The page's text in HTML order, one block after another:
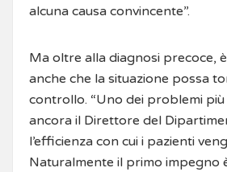
alcuna causa convincente”.
Ma oltre alla diagnosi precoce,
anche che la situazione possa
controllo. “Uno dei problemi più
ancora il Direttore del
l’efficienza con cui i pazienti
Naturalmente il primo impegno